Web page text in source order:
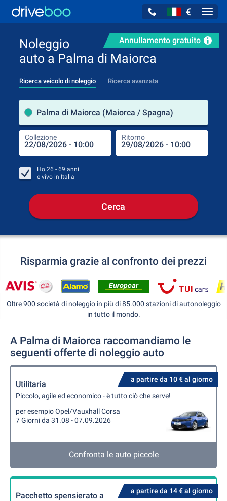
€
Annullamento gratuito
Noleggio
auto a Palma di Maiorca
Ricerca veicolo di noleggio Ricerca avanzata
Palma di Maiorca (Maiorca / Spagna)
Collezione Ritorno
Ho 26 - 69 anni
e vivo in Italia
Cerca
Risparmia grazie al confronto dei prezzi
Oltre 900 società di noleggio in più di 85.000 stazioni di autonoleggio
in tutto il mondo.
A Palma di Maiorca raccomandiamo le
seguenti offerte di noleggio auto
a partire da 10 € al giorno
Utilitaria
Piccolo, agile ed economico - è tutto ciò che serve!
per esempio Opel/Vauxhall Corsa
7 Giorni da 31.08 - 07.09.2026
Confronta le auto piccole
a partire da 14 € al giorno
Pacchetto spensierato a